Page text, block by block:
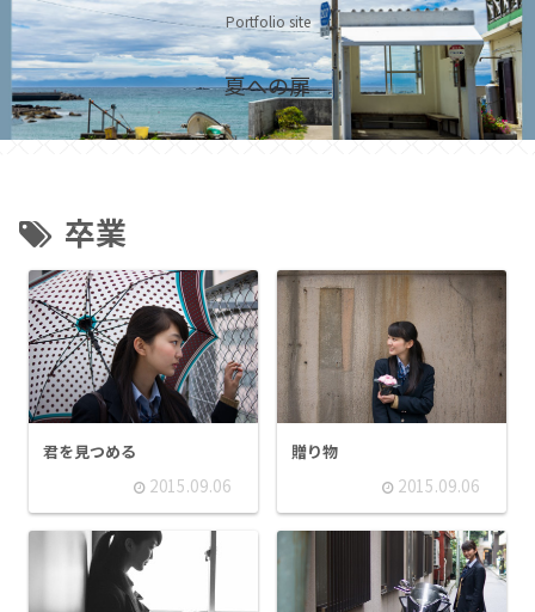
Portfolio site
夏への扉
卒業
君を見つめる
2015.09.06
贈り物
2015.09.06